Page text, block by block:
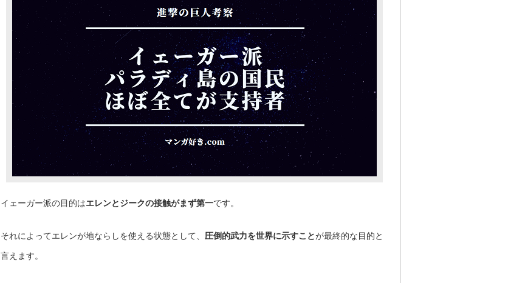
イェーガー派の目的はエレンとジークの接触がまず第一です。
それによってエレンが地ならしを使える状態として、 圧倒的武力を世界に示すことが最終的な目的と
言えます。